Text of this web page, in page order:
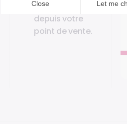
directement
depuis votre
point de vente.